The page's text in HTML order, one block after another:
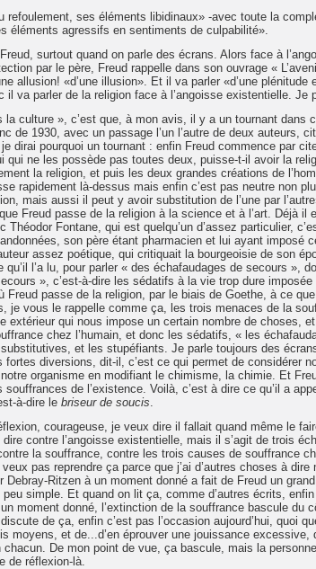
ses éléments libidinaux» -avec toute la
éléments agressifs en sentiments de culpabilité».
surtout quand on parle des écrans. Alors face à
par le père, Freud rappelle dans son ouvrage «
allusion! «d’une illusion». Et il va parler «d’une
il va parler de la religion face à l’angoisse existentielle.
la culture », c’est que, à mon avis, il y a un tournant
de 1930, avec un passage l’un l’autre de deux auteurs,
dirai pourquoi un tournant : enfin Freud commence par
qui ne les possède pas toutes deux, puisse-t-il avoir la
la religion, et puis les deux grandes créations de
rapidement là-dessus mais enfin c’est pas neutre non
mais aussi il peut y avoir substitution de l’une par
Freud passe de la religion à la science et à l’art. Déjà
Théodor Fontane, qui est quelqu’un d’assez particulier,
son père étant pharmacien et lui ayant imposé
assez poétique, qui critiquait la bourgeoisie de son
l’a lu, pour parler « des échafaudages de secours »,
», c’est-à-dire les sédatifs à la vie trop dure
Freud passe de la religion, par le biais de Goethe, à ce
je vous le rappelle comme ça, les trois menaces de la
extérieur qui nous impose un certain nombre de choses,
chez l’humain, et donc les sédatifs, « les
et les stupéfiants. Je parle toujours des
fortes diversions, dit-il, c’est ce qui permet de considérer
organisme en modifiant le chimisme, la chimie. Et
de l’existence. Voilà, c’est à dire ce qu’il a
à-dire le briseur de soucis.
courageuse, je veux dire il fallait quand même le
contre l’angoisse existentielle, mais il s’agit de trois
la souffrance, contre les trois causes de souffrance
pas reprendre ça parce que j’ai d’autres choses à
Debray-Ritzen à un moment donné a fait de Freud un grand
peu simple. Et quand on lit ça, comme d’autres écrits,
moment donné, l’extinction de la souffrance bascule du
de ça, enfin c’est pas l’occasion aujourd’hui, quoi
moyens, et de...d’en éprouver une jouissance
De mon point de vue, ça bascule, mais la
de réflexion-là.